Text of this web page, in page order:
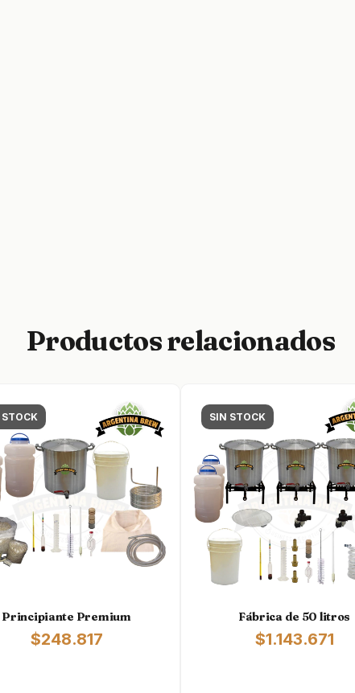
Productos relacionados
STOCK
Principiante Premium
$248.817
SIN STOCK
Fábrica de 50 litros
$1.143.671